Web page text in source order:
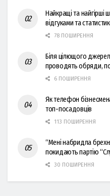
Найкращі та найгірші
відгуками та
78 ПОШИРЕННЯ
Біля цілющого
проводять обряди,
6 ПОШИРЕННЯ
Як телефон
топ-посадовців
113 ПОШИРЕННЯ
“Мені набридла
покидають партію
30 ПОШИРЕННЯ